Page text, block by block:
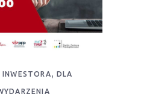
INWESTORA, DLA